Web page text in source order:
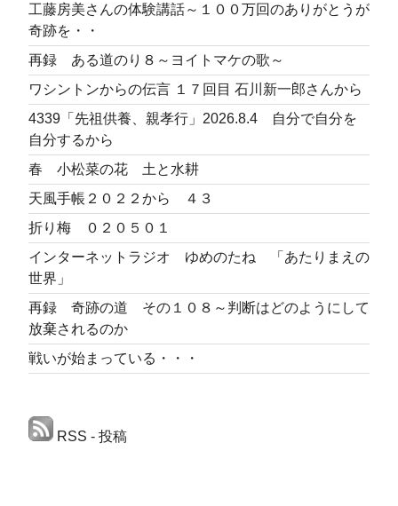
工藤房美さんの体験講話～１００万回のありがとうが
奇跡を・・
再録 ある道のり８～ヨイトマケの歌～
ワシントンからの伝言 １７回目 石川新一郎さんから
4339「先祖供養、親孝行」2026.8.4 自分で自分を
自分するから
春 小松菜の花 土と水耕
天風手帳２０２２から ４３
折り梅 ０２０５０１
インターネットラジオ ゆめのたね 「あたりまえの
世界」
再録 奇跡の道 その１０８～判断はどのようにして
放棄されるのか
戦いが始まっている・・・
RSS - 投稿